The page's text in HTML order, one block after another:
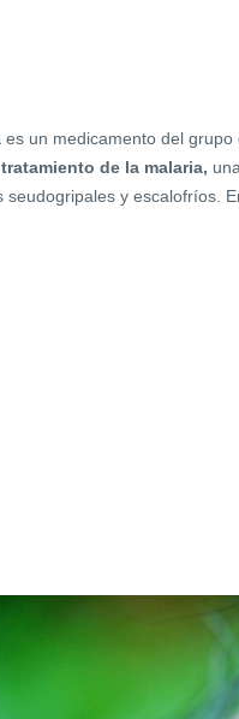
es un medicamento del
de la malaria,
seudogripales y escalofríos.